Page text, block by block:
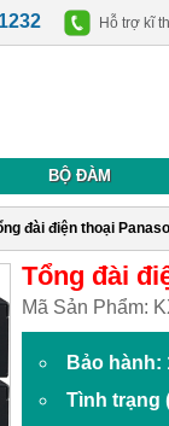
Hỗ trợ kĩ
BỘ ĐÀM
đài điện thoại
Tổng đài
Mã Sản Phẩm:
Bảo hành:
Tình trạng